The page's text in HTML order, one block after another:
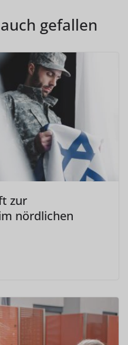
gefallen
zur
nördlichen